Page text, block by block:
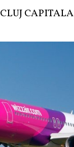
CLUJ CAPITALA